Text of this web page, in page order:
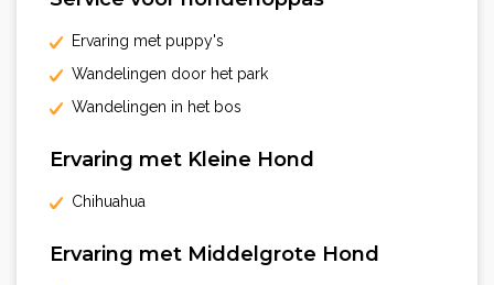
Ervaring met puppy's
Wandelingen door het park
Wandelingen in het bos
Ervaring met Kleine Hond
Chihuahua
Ervaring met Middelgrote Hond